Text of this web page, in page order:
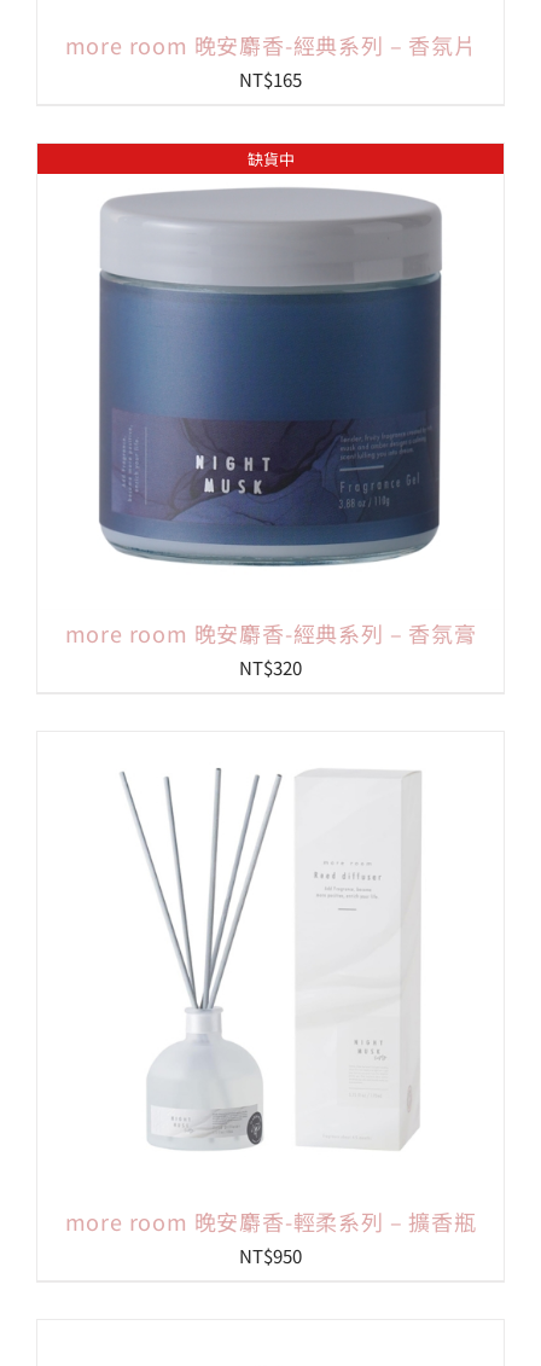
more room 晚安麝香-經典系列 – 香氛片
NT$165
缺貨中
more room 晚安麝香-經典系列 – 香氛膏
NT$320
more room 晚安麝香-輕柔系列 – 擴香瓶
NT$950